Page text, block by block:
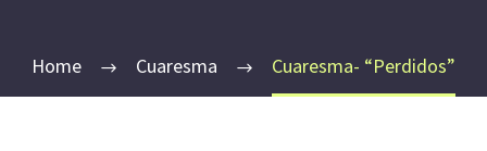
Home Cuaresma Cuaresma- “Perdidos”